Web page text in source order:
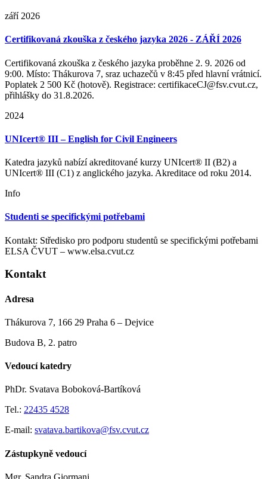
září 2026
Certifikovaná zkouška z českého jazyka 2026 - ZÁŘÍ 2026
Certifikovaná zkouška z českého jazyka proběhne 2. 9. 2026 od
9:00. Místo: Thákurova 7, sraz uchazečů v 8:45 před hlavní vrátnicí.
Poplatek 2 500 Kč (hotově). Registrace: certifikaceCJ@fsv.cvut.cz,
přihlášky do 31.8.2026.
2024
UNIcert® III – English for Civil Engineers
Katedra jazyků nabízí akreditované kurzy UNIcert® II (B2) a
UNIcert® III (C1) z anglického jazyka. Akreditace od roku 2014.
Info
Studenti se specifickými potřebami
Kontakt: Středisko pro podporu studentů se specifickými potřebami
ELSA ČVUT – www.elsa.cvut.cz
Kontakt
Adresa
Thákurova 7, 166 29 Praha 6 – Dejvice
Budova B, 2. patro
Vedoucí katedry
PhDr. Svatava Boboková-Bartíková
Tel.: 22435 4528
E-mail: svatava.bartikova@fsv.cvut.cz
Zástupkyně vedoucí
Mgr. Sandra Giormani